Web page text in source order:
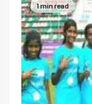
1 min read